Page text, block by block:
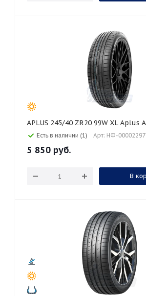
APLUS 245/40 ZR20 99W XL Aplus
Есть в наличии (1) Арт: НФ-00002297
5 850 руб.
В